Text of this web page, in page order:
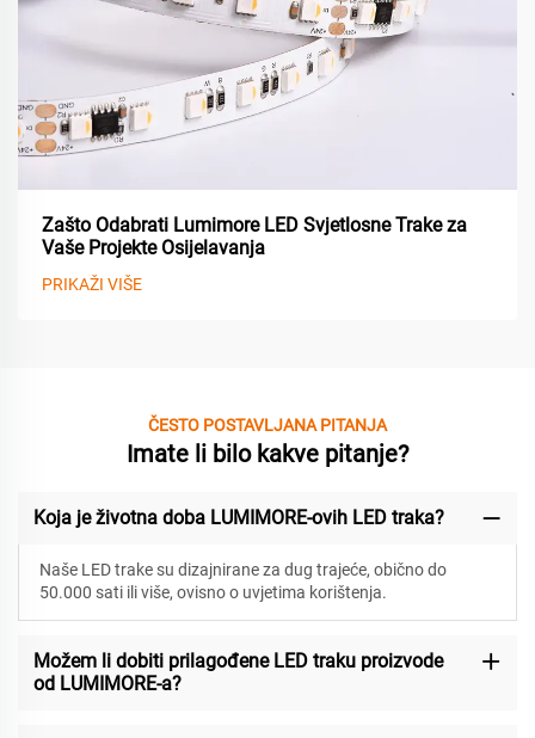
Zašto Odabrati Lumimore LED Svjetlosne Trake za
Vaše Projekte Osijelavanja
PRIKAŽI VIŠE
ČESTO POSTAVLJANA PITANJA
Imate li bilo kakve pitanje?
Koja je životna doba LUMIMORE-ovih LED traka?
Naše LED trake su dizajnirane za dug trajeće, obično do
50.000 sati ili više, ovisno o uvjetima korištenja.
Možem li dobiti prilagođene LED traku proizvode
od LUMIMORE-a?